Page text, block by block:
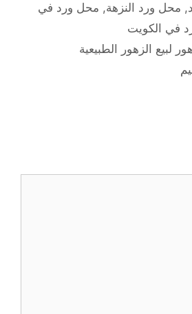
, محل ورد النزهة, محل ورد في
في الكويت
لبيع الزهور الطبيعية